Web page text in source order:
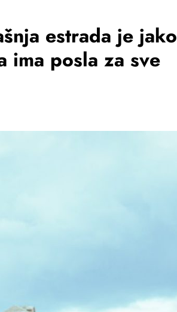
estrada je jako
ima posla za sve